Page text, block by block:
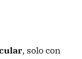
, solo con